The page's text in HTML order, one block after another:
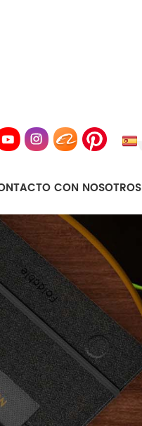
CON NOSOTROS